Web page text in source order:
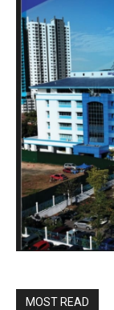
MOST READ